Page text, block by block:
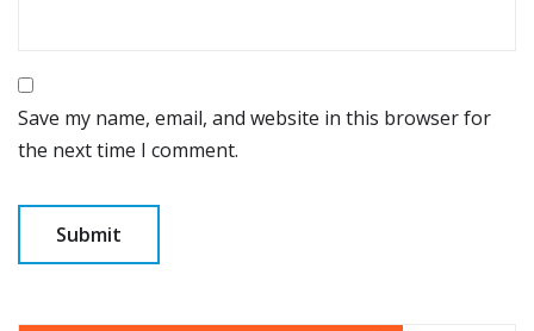
Save my name, email, and website in this browser for
the next time I comment.